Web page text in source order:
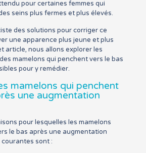
pour certaines femmes qui
seins plus fermes et plus élevés.
des solutions pour corriger ce
une apparence plus jeune et plus
article, nous allons explorer les
mamelons qui penchent vers le bas
pour y remédier.
mamelons qui penchent
une augmentation
pour lesquelles les mamelons
le bas après une augmentation
courantes sont :